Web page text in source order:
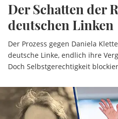
Der Schatten der
deutschen Linken
Der Prozess gegen Daniela
deutsche Linke, endlich ihre
Doch Selbstgerechtigkeit